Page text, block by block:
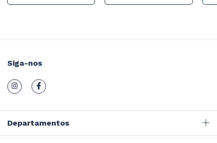
Rolamento Rolete
Siga-nos
Departamentos